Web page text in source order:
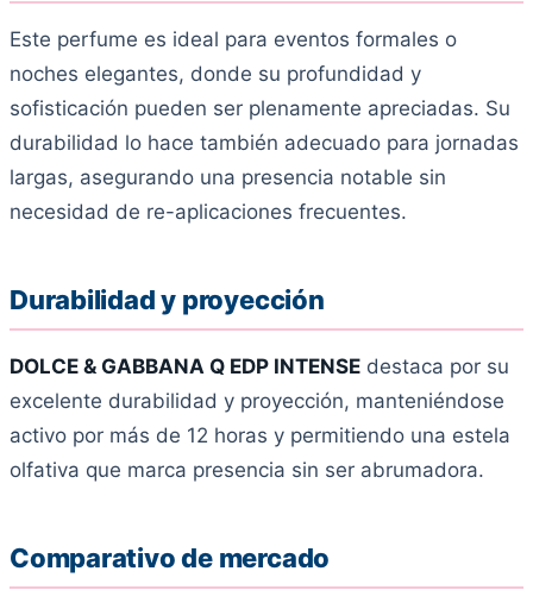
Este perfume es ideal para eventos formales o
noches elegantes, donde su profundidad y
sofisticación pueden ser plenamente apreciadas. Su
durabilidad lo hace también adecuado para jornadas
largas, asegurando una presencia notable sin
necesidad de re-aplicaciones frecuentes.
Durabilidad y proyección
DOLCE & GABBANA Q EDP INTENSE destaca por su
excelente durabilidad y proyección, manteniéndose
activo por más de 12 horas y permitiendo una estela
olfativa que marca presencia sin ser abrumadora.
Comparativo de mercado